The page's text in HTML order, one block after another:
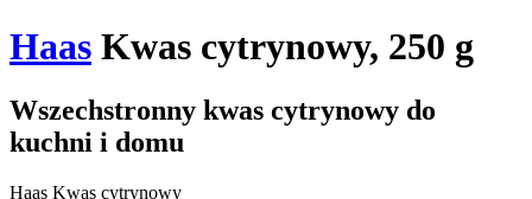
Haas Kwas cytrynowy, 250 g
Wszechstronny kwas cytrynowy do
kuchni i domu
Haas Kwas cytrynowy